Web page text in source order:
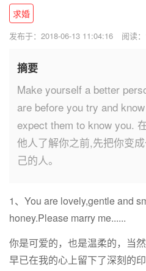
求婚
发布于：2018-06-13 11:04:16 阅读
摘要
Make yourself a better
are before you try and
expect them to know you.
他人了解你之前,先把你变
己的人。
1、You are lovely,gentle and
honey.Please marry me......
你是可爱的，也是温柔的，当
早已在我的心上留下了深刻的